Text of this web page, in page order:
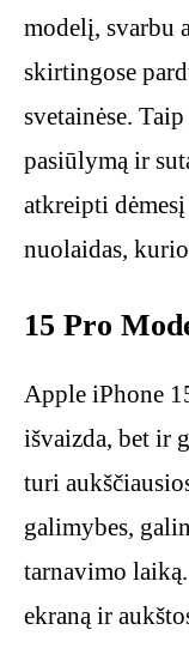
modelį, svarbu
skirtingose
svetainėse.
pasiūlymą ir
atkreipti
nuolaidas,
15 Pro
Apple iPhone
išvaizda, bet ir
turi
galimybes,
tarnavimo
ekraną ir